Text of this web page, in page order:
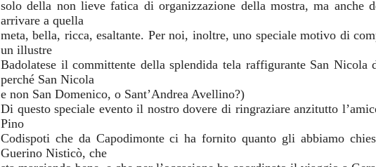
solo della non lieve fatica di organizzazione della mostra, ma anche
arrivare a quella
meta, bella, ricca, esaltante. Per noi, inoltre, uno speciale motivo di
un illustre
Badolatese il committente della splendida tela raffigurante San Nicola
perché San Nicola
e non San Domenico, o Sant’Andrea Avellino?)
Di questo speciale evento il nostro dovere di ringraziare anzitutto
Pino
Codispoti che da Capodimonte ci ha fornito quanto gli abbiamo
Guerino Nisticò, che